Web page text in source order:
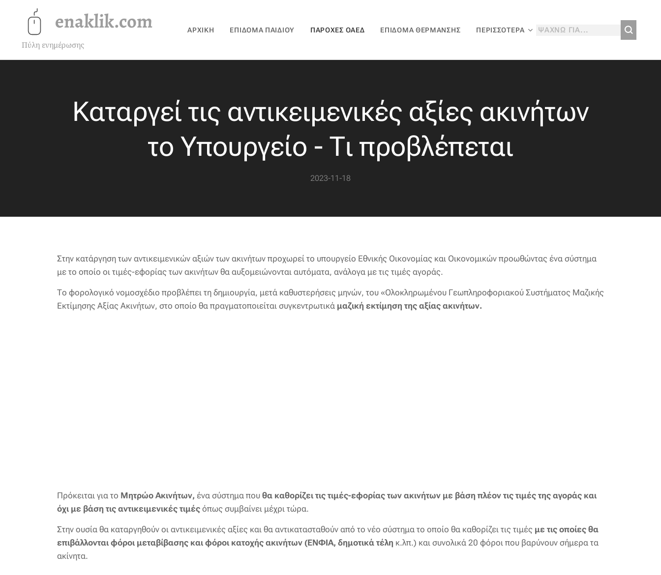
enaklik.com
Πύλη ενημέρωσης
ΑΡΧΙΚΉ ΕΠΊΔΟΜΑ ΠΑΙΔΙΟΎ ΠΑΡΟΧΈΣ ΟΑΕΔ ΕΠΙΔΟΜΑ ΘΕΡΜΑΝΣΗΣ ΠΕΡΙΣΣΌΤΕΡΑ
Καταργεί τις αντικειμενικές αξίες ακινήτων
το Υπουργείο - Τι προβλέπεται
2023-11-18
Στην κατάργηση των αντικειμενικών αξιών των ακινήτων προχωρεί το υπουργείο Εθνικής Οικονομίας και Οικονομικών προωθώντας ένα σύστημα
με το οποίο οι τιμές-εφορίας των ακινήτων θα αυξομειώνονται αυτόματα, ανάλογα με τις τιμές αγοράς.
Το φορολογικό νομοσχέδιο προβλέπει τη δημιουργία, μετά καθυστερήσεις μηνών, του «Ολοκληρωμένου Γεωπληροφοριακού Συστήματος Μαζικής
Εκτίμησης Αξίας Ακινήτων, στο οποίο θα πραγματοποιείται συγκεντρωτικά μαζική εκτίμηση της αξίας ακινήτων.
Πρόκειται για το Μητρώο Ακινήτων, ένα σύστημα που θα καθορίζει τις τιμές-εφορίας των ακινήτων με βάση πλέον τις τιμές της αγοράς και
όχι με βάση τις αντικειμενικές τιμές όπως συμβαίνει μέχρι τώρα.
Στην ουσία θα καταργηθούν οι αντικειμενικές αξίες και θα αντικατασταθούν από το νέο σύστημα το οποίο θα καθορίζει τις τιμές με τις οποίες θα
επιβάλλονται φόροι μεταβίβασης και φόροι κατοχής ακινήτων (ΕΝΦΙΑ, δημοτικά τέλη κ.λπ.) και συνολικά 20 φόροι που βαρύνουν σήμερα τα
ακίνητα.